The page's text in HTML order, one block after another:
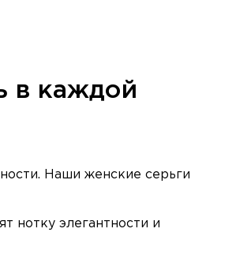
в каждой
Наши женские серьги
нотку элегантности и